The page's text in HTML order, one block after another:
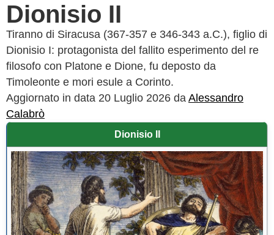
Dionisio II
Tiranno di Siracusa (367-357 e 346-343 a.C.), figlio di
Dionisio I: protagonista del fallito esperimento del re
filosofo con Platone e Dione, fu deposto da
Timoleonte e mori esule a Corinto.
Aggiornato in data 20 Luglio 2026 da Alessandro
Calabrò
Dionisio II